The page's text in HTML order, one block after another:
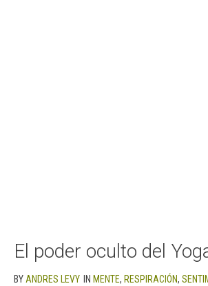
El poder oculto del
BY ANDRES LEVY IN MENTE, RESPIRACIÓN,